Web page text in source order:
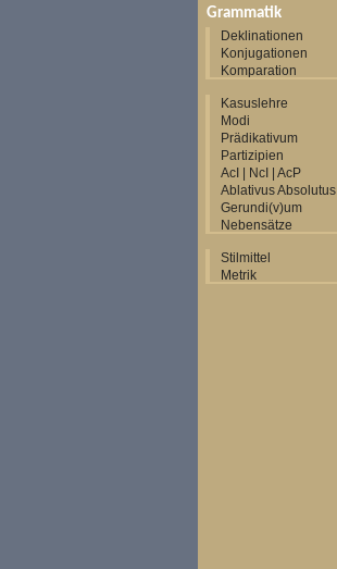
Grammatik
Deklinationen
Konjugationen
Komparation
Kasuslehre
Modi
Prädikativum
Partizipien
AcI | NcI | AcP
Ablativus Absolutus
Gerundi(v)um
Nebensätze
Stilmittel
Metrik